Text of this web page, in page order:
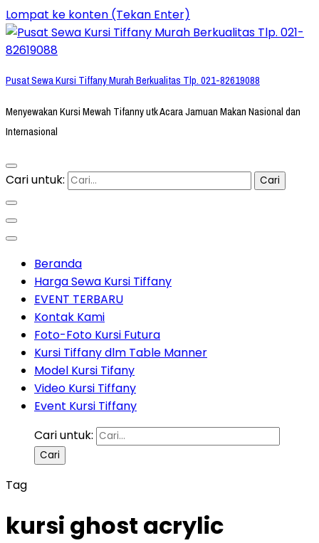
Lompat ke konten (Tekan Enter)
Pusat Sewa Kursi Tiffany Murah Berkualitas Tlp. 021-82619088
Menyewakan Kursi Mewah Tifanny utk Acara Jamuan Makan Nasional dan
Internasional
Cari untuk:
Beranda
Harga Sewa Kursi Tiffany
EVENT TERBARU
Kontak Kami
Foto-Foto Kursi Futura
Kursi Tiffany dlm Table Manner
Model Kursi Tifany
Video Kursi Tiffany
Event Kursi Tiffany
Cari untuk:
Tag
kursi ghost acrylic